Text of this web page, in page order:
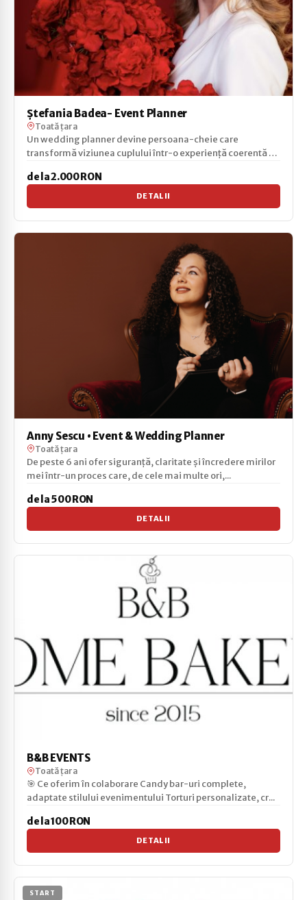
Ştefania Badea- Event Planner
Toată țara
Un wedding planner devine persoana-cheie care
transformă viziunea cuplului într-o experiență coerentă și
de la 2.000 RON
DETALII
Anny Sescu • Event & Wedding Planner
Toată țara
De peste 6 ani ofer siguranță, claritate și încredere mirilor
mei într-un proces care, de cele mai multe ori,...
de la 500 RON
DETALII
B&B EVENTS
Toată țara
🎯 Ce oferim în colaborare Candy bar-uri complete,
adaptate stilului evenimentului Torturi personalizate, cr...
de la 100 RON
DETALII
START